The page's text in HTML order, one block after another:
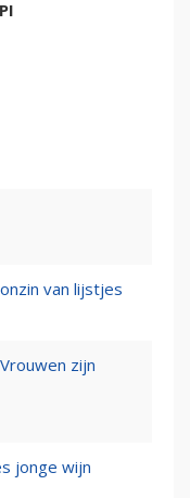
van lijstjes
zijn
jonge wijn